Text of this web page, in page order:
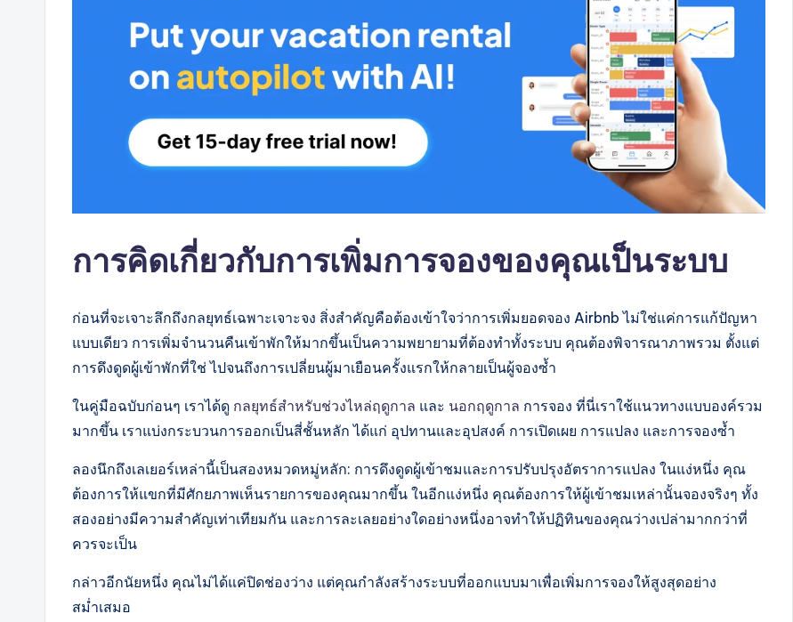
การคิดเกี่ยวกับการเพิ่มการจองของคุณเป็นระบบ
ก่อนที่จะเจาะลึกถึงกลยุทธ์เฉพาะเจาะจง สิ่งสำคัญคือต้องเข้าใจว่าการเพิ่มยอดจอง Airbnb ไม่ใช่แค่การแก้ปัญหา
แบบเดียว การเพิ่มจำนวนคืนเข้าพักให้มากขึ้นเป็นความพยายามที่ต้องทำทั้งระบบ คุณต้องพิจารณาภาพรวม ตั้งแต่
การดึงดูดผู้เข้าพักที่ใช่ ไปจนถึงการเปลี่ยนผู้มาเยือนครั้งแรกให้กลายเป็นผู้จองซ้ำ
ในคู่มือฉบับก่อนๆ เราได้ดู กลยุทธ์สำหรับช่วงไหล่ฤดูกาล และ นอกฤดูกาล การจอง ที่นี่เราใช้แนวทางแบบองค์รวม
มากขึ้น เราแบ่งกระบวนการออกเป็นสี่ชั้นหลัก ได้แก่ อุปทานและอุปสงค์ การเปิดเผย การแปลง และการจองซ้ำ
ลองนึกถึงเลเยอร์เหล่านี้เป็นสองหมวดหมู่หลัก: การดึงดูดผู้เข้าชมและการปรับปรุงอัตราการแปลง ในแง่หนึ่ง คุณ
ต้องการให้แขกที่มีศักยภาพเห็นรายการของคุณมากขึ้น ในอีกแง่หนึ่ง คุณต้องการให้ผู้เข้าชมเหล่านั้นจองจริงๆ ทั้ง
สองอย่างมีความสำคัญเท่าเทียมกัน และการละเลยอย่างใดอย่างหนึ่งอาจทำให้ปฏิทินของคุณว่างเปล่ามากกว่าที่
ควรจะเป็น
กล่าวอีกนัยหนึ่ง คุณไม่ได้แค่ปิดช่องว่าง แต่คุณกำลังสร้างระบบที่ออกแบบมาเพื่อเพิ่มการจองให้สูงสุดอย่าง
สม่ำเสมอ